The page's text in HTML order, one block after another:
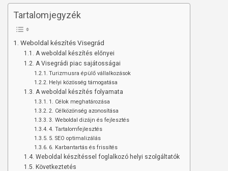
Tartalomjegyzék
Weboldal készítés Visegrád
A weboldal készítés előnyei
A Visegrádi piac sajátosságai
Turizmusra épülő vállalkozások
Helyi közösség támogatása
A weboldal készítés folyamata
1. Célok meghatározása
2. Célközönség azonosítása
3. Weboldal dizájn és fejlesztés
4. Tartalomfejlesztés
5. SEO optimalizálás
6. Karbantartás és frissítés
Weboldal készítéssel foglalkozó helyi szolgáltatók
Következtetés